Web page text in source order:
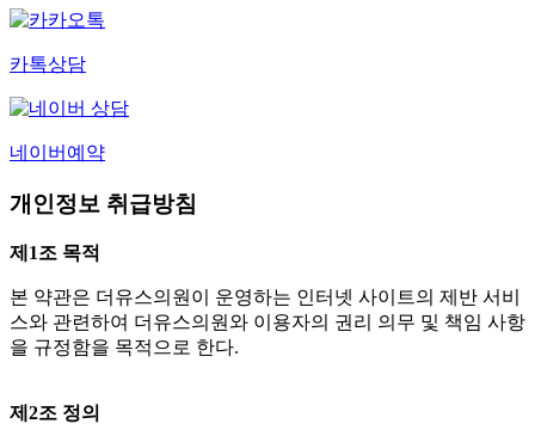
카톡상담
네이버예약
개인정보 취급방침
제1조 목적
본 약관은 더유스의원이 운영하는 인터넷 사이트의 제반 서비
스와 관련하여 더유스의원와 이용자의 권리 의무 및 책임 사항
을 규정함을 목적으로 한다.
제2조 정의